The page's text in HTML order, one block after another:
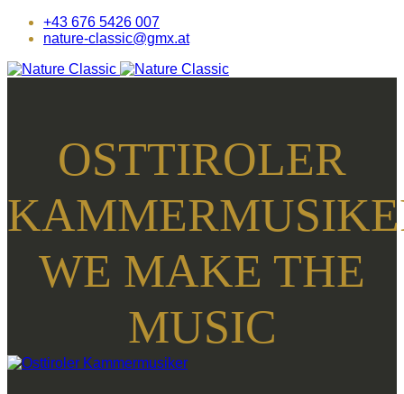
+43 676 5426 007
nature-classic@gmx.at
OSTTIROLER
WE MAKE THE
MUSIC